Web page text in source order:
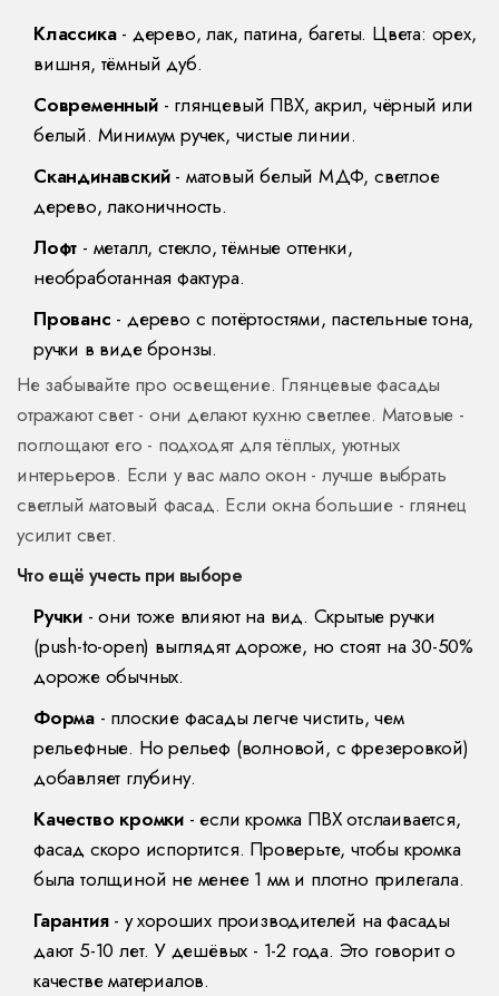
Классика- дерево, лак, патина, багеты. Цвета: орех,
вишня, тёмный дуб.
Современный- глянцевый ПВХ, акрил, чёрный или
белый. Минимум ручек, чистые линии.
Скандинавский- матовый белый МДФ, светлое
дерево, лаконичность.
Лофт - металл, стекло, тёмные оттенки,
необработанная фактура.
Прованс - дерево с потёртостями, пастельные тона,
ручки в виде бронзы.
Не забывайте про освещение. Глянцевые фасады
отражают свет - они делают кухню светлее. Матовые -
поглощают его - подходят для тёплых, уютных
интерьеров. Если у вас мало окон - лучше выбрать
светлый матовый фасад. Если окна большие - глянец
усилит свет.
Что ещё учесть при выборе
Ручки - они тоже влияют на вид. Скрытые ручки
(push-to-open) выглядят дороже, но стоят на 30-50%
дороже обычных.
Форма - плоские фасады легче чистить, чем
рельефные. Но рельеф (волновой, с фрезеровкой)
добавляет глубину.
Качество кромки - если кромка ПВХ отслаивается,
фасад скоро испортится. Проверьте, чтобы кромка
была толщиной не менее 1 мм и плотно прилегала.
Гарантия- у хороших производителей на фасады
дают 5-10 лет. У дешёвых - 1-2 года. Это говорит о
качестве материалов.